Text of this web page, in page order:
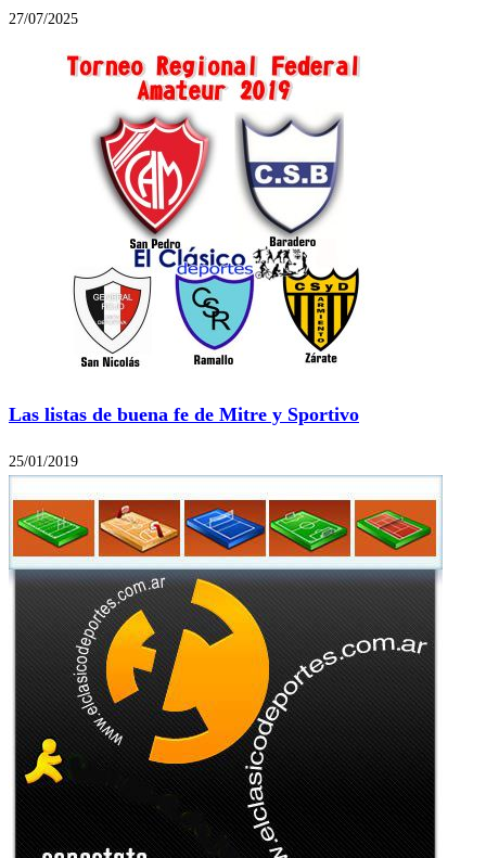
27/07/2025
Las listas de buena fe de Mitre y Sportivo
25/01/2019